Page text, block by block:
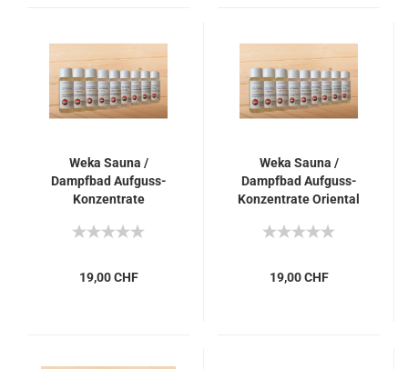
Weka Sauna /
Dampfbad Aufguss-
Konzentrate
19,00 CHF
Weka Sauna /
Dampfbad Aufguss-
Konzentrate Oriental
19,00 CHF